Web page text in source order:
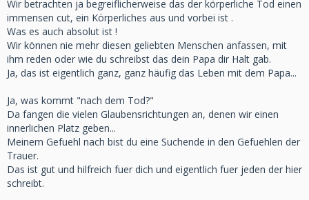
Wir betrachten ja begreiflicherweise das der körperliche Tod einen
immensen cut, ein Körperliches aus und vorbei ist .
Was es auch absolut ist !
Wir können nie mehr diesen geliebten Menschen anfassen, mit
ihm reden oder wie du schreibst das dein Papa dir Halt gab.
Ja, das ist eigentlich ganz, ganz häufig das Leben mit dem Papa...
Ja, was kommt "nach dem Tod?"
Da fangen die vielen Glaubensrichtungen an, denen wir einen
innerlichen Platz geben...
Meinem Gefuehl nach bist du eine Suchende in den Gefuehlen der
Trauer.
Das ist gut und hilfreich fuer dich und eigentlich fuer jeden der hier
schreibt.